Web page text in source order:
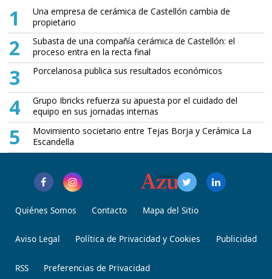
1
Una empresa de cerámica de Castellón cambia de
propietario
2
Subasta de una compañía cerámica de Castellón: el
proceso entra en la recta final
3 Porcelanosa publica sus resultados económicos
4
Grupo Ibricks refuerza su apuesta por el cuidado del
equipo en sus jornadas internas
5
Movimiento societario entre Tejas Borja y Cerámica La
Escandella
Quiénes Somos Contacto Mapa del Sitio
Aviso Legal Política de Privacidad y Cookies Publicidad
RSS Preferencias de Privacidad